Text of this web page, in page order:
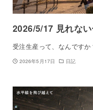
2026/5/17 見れな
受注生産って、なんですか
2026年5月17日 日記